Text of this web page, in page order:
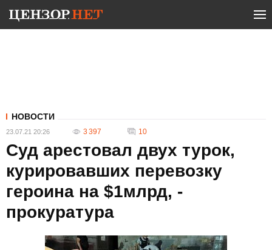
НОВОСТИ
23.07.21 20:26 3 397 10
Суд арестовал двух турок,
курировавших перевозку
героина на $1млрд, -
прокуратура